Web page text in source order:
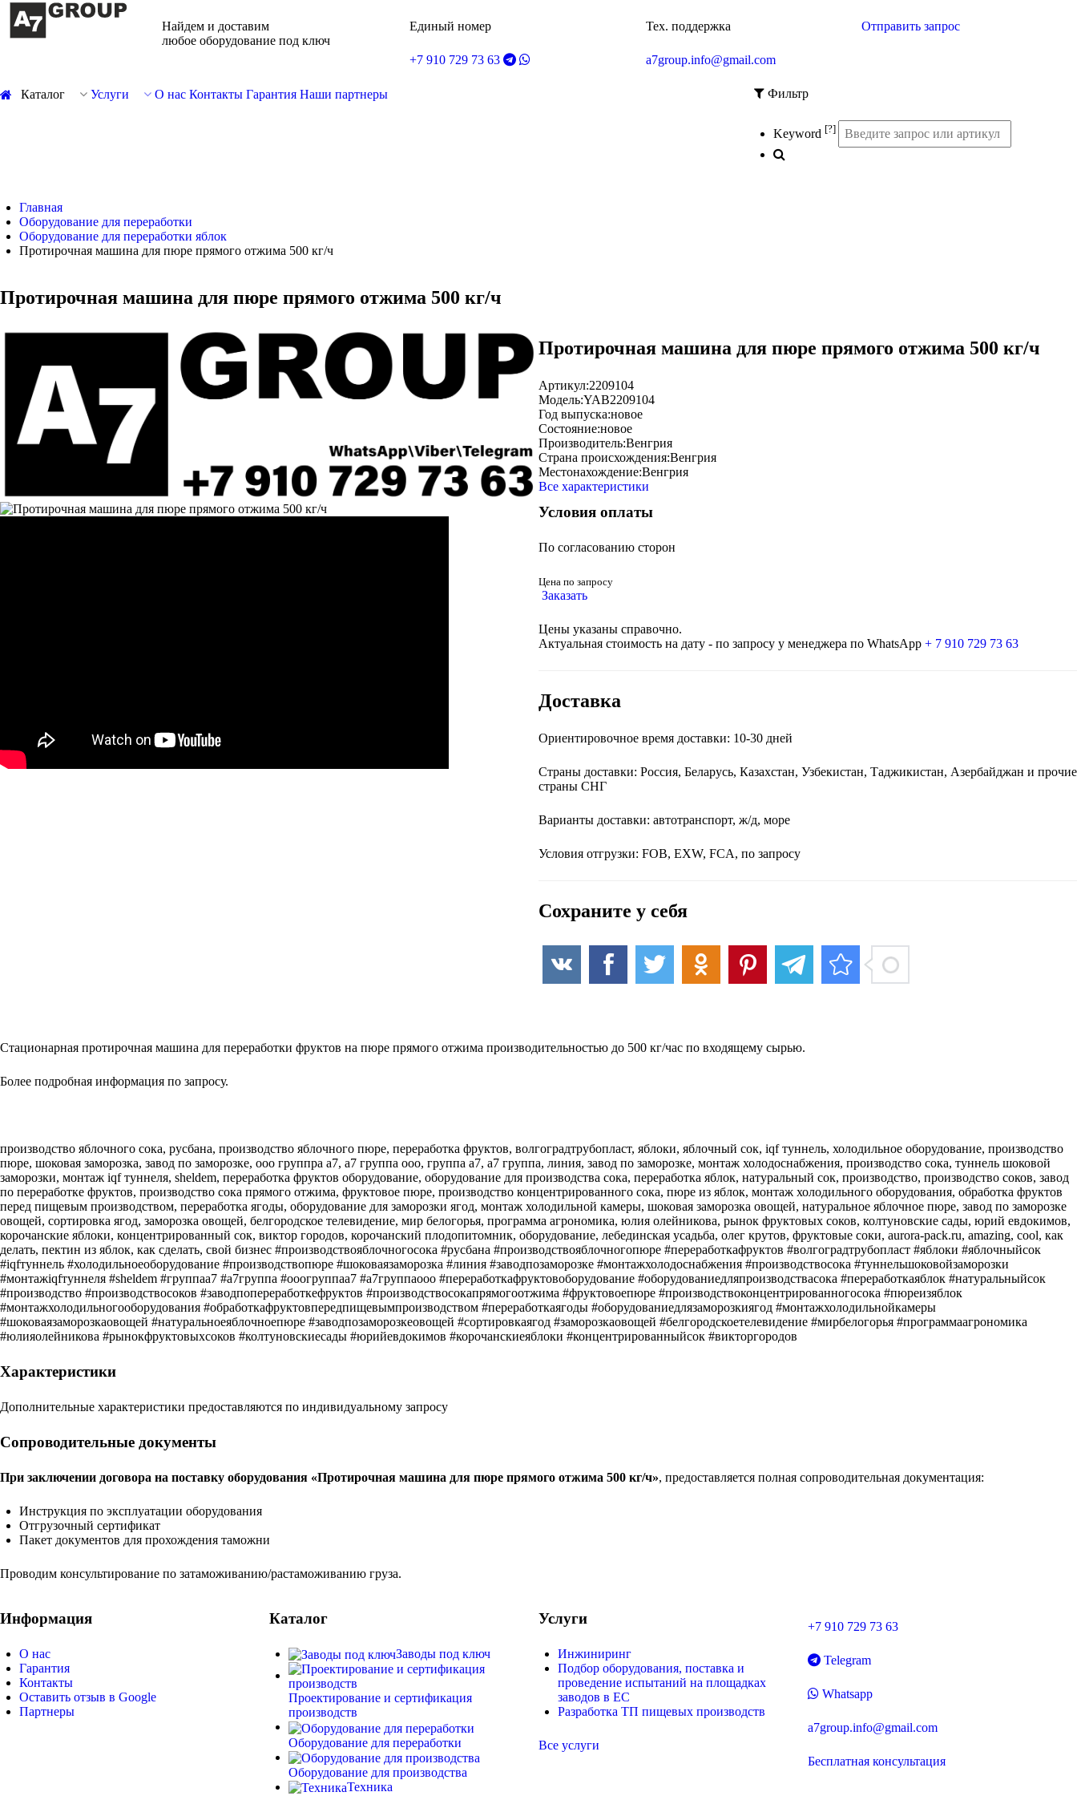
Найдем и доставим
любое оборудование под ключ
Единый номер
+7 910 729 73 63
Тех. поддержка
a7group.info@gmail.com
Отправить запрос
Каталог Услуги О нас Контакты Гарантия Наши партнеры Фильтр
Keyword [?]
Главная
Оборудование для переработки
Оборудование для переработки яблок
Протирочная машина для пюре прямого отжима 500 кг/ч
Протирочная машина для пюре прямого отжима 500 кг/ч
Протирочная машина для пюре прямого отжима 500 кг/ч
Артикул:2209104
Модель:YAB2209104
Год выпуска:новое
Состояние:новое
Производитель:Венгрия
Страна происхождения:Венгрия
Местонахождение:Венгрия
Все характеристики
Условия оплаты
По согласованию сторон
Цена по запросу
Заказать
Цены указаны справочно.
Актуальная стоимость на дату - по запросу у менеджера по WhatsApp + 7 910 729 73 63
Доставка
Ориентировочное время доставки: 10-30 дней
Страны доставки: Россия, Беларусь, Казахстан, Узбекистан, Таджикистан, Азербайджан и прочие
страны СНГ
Варианты доставки: автотранспорт, ж/д, море
Условия отгрузки: FOB, EXW, FCA, по запросу
Сохраните у себя
Стационарная протирочная машина для переработки фруктов на пюре прямого отжима производительностью до 500 кг/час по входящему сырью.
Более подробная информация по запросу.
производство яблочного сока, русбана, производство яблочного пюре, переработка фруктов, волгоградтрубопласт, яблоки, яблочный сок, iqf туннель, холодильное оборудование, производство
пюре, шоковая заморозка, завод по заморозке, ооо группра а7, а7 группа ооо, группа а7, а7 группа, линия, завод по заморозке, монтаж холодоснабжения, производство сока, туннель шоковой
заморозки, монтаж iqf туннеля, sheldem, переработка фруктов оборудование, оборудование для производства сока, переработка яблок, натуральный сок, производство, производство соков, завод
по переработке фруктов, производство сока прямого отжима, фруктовое пюре, производство концентрированного сока, пюре из яблок, монтаж холодильного оборудования, обработка фруктов
перед пищевым производством, переработка ягоды, оборудование для заморозки ягод, монтаж холодильной камеры, шоковая заморозка овощей, натуральное яблочное пюре, завод по заморозке
овощей, сортировка ягод, заморозка овощей, белгородское телевидение, мир белогорья, программа агрономика, юлия олейникова, рынок фруктовых соков, колтуновские сады, юрий евдокимов,
корочанские яблоки, концентрированный сок, виктор городов, корочанский плодопитомник, оборудование, лебединская усадьба, олег крутов, фруктовые соки, aurora-pack.ru, amazing, cool, как
делать, пектин из яблок, как сделать, свой бизнес #производствояблочногосока #русбана #производствояблочногопюре #переработкафруктов #волгоградтрубопласт #яблоки #яблочныйсок
#iqfтуннель #холодильноеоборудование #производствопюре #шоковаязаморозка #линия #заводпозаморозке #монтажхолодоснабжения #производствосока #туннельшоковойзаморозки
#монтажiqfтуннеля #sheldem #группаа7 #а7группа #ооогруппаа7 #а7группаооо #переработкафруктовоборудование #оборудованиедляпроизводствасока #переработкаяблок #натуральныйсок
#производство #производствосоков #заводпопереработкефруктов #производствосокапрямогоотжима #фруктовоепюре #производствоконцентрированногосока #пюреизяблок
#монтажхолодильногооборудования #обработкафруктовпередпищевымпроизводством #переработкаягоды #оборудованиедлязаморозкиягод #монтажхолодильнойкамеры
#шоковаязаморозкаовощей #натуральноеяблочноепюре #заводпозаморозкеовощей #сортировкаягод #заморозкаовощей #белгородскоетелевидение #мирбелогорья #программаагрономика
#юлияолейникова #рынокфруктовыхсоков #колтуновскиесады #юрийевдокимов #корочанскиеяблоки #концентрированныйсок #викторгородов
Характеристики
Дополнительные характеристики предоставляются по индивидуальному запросу
Сопроводительные документы
При заключении договора на поставку оборудования «Протирочная машина для пюре прямого отжима 500 кг/ч», предоставляется полная сопроводительная документация:
Инструкция по эксплуатации оборудования
Отгрузочный сертификат
Пакет документов для прохождения таможни
Проводим консультирование по затаможиванию/растаможиванию груза.
Информация
О нас
Гарантия
Контакты
Оставить отзыв в Google
Партнеры
Каталог
Заводы под ключ
Проектирование и сертификация
производств
Оборудование для переработки
Оборудование для производства
Техника
Услуги
Инжиниринг
Подбор оборудования, поставка и
проведение испытаний на площадках
заводов в ЕС
Разработка ТП пищевых производств
Все услуги
+7 910 729 73 63
Telegram
Whatsapp
a7group.info@gmail.com
Бесплатная консультация